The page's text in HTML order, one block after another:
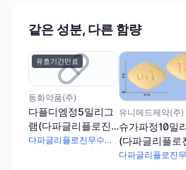
같은 성분, 다른 함량
유효기간만료
동화약품(주)
다플디엠정5밀리그
램(다파글리플로진
무수유당혼합물) 다파글리플로진무수유당혼합물 7.635mg
유니메드제약(주)
슈가파정10밀
(다파글리플로
수유당혼합물)